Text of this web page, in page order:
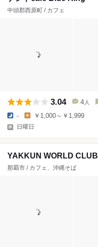
中頭郡西原町 / カフェ
3.04 4 人
- ￥1,000～￥1,999
日曜日
YAKKUN WORLD CLUB
那覇市 / カフェ、沖縄そば